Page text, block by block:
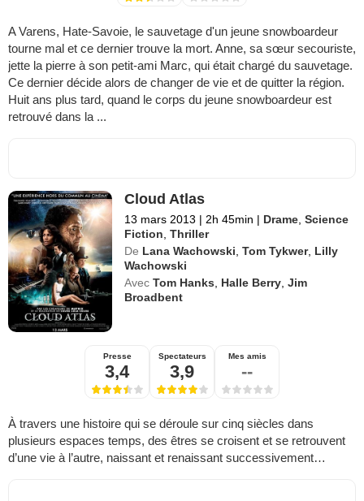
A Varens, Hate-Savoie, le sauvetage d'un jeune snowboardeur
tourne mal et ce dernier trouve la mort. Anne, sa sœur secouriste,
jette la pierre à son petit-ami Marc, qui était chargé du sauvetage.
Ce dernier décide alors de changer de vie et de quitter la région.
Huit ans plus tard, quand le corps du jeune snowboardeur est
retrouvé dans la ...
Cloud Atlas
13 mars 2013 | 2h 45min | Drame ,Science
Fiction ,Thriller
De Lana Wachowski ,Tom Tykwer, Lilly
Wachowski
Avec Tom Hanks Halle Berry ,Jim
Broadbent
Presse
3,4
Spectateurs
3,9
Mes amis
--
À travers une histoire qui se déroule sur cinq siècles dans
plusieurs espaces temps, des êtres se croisent et se retrouvent
d’une vie à l’autre, naissant et renaissant successivement…